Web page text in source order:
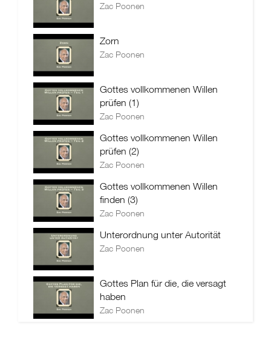
Zac Poonen
Zorn
Zac Poonen
Gottes vollkommenen Willen
prüfen (1)
Zac Poonen
Gottes vollkommenen Willen
prüfen (2)
Zac Poonen
Gottes vollkommenen Willen
finden (3)
Zac Poonen
Unterordnung unter Autorität
Zac Poonen
Gottes Plan für die, die versagt
haben
Zac Poonen